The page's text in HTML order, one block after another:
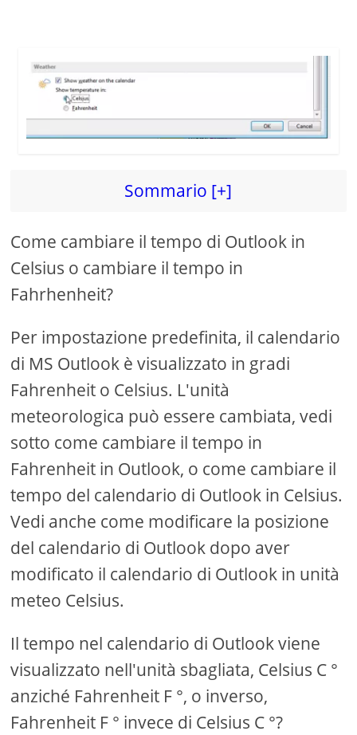
V
i
o
Sommario [+]
Come cambiare il tempo di Outlook in
Celsius o cambiare il tempo in
Fahrhenheit?
Per impostazione predefinita, il calendario
di MS Outlook è visualizzato in gradi
Fahrenheit o Celsius. L'unità
meteorologica può essere cambiata, vedi
sotto come cambiare il tempo in
Fahrenheit in Outlook, o come cambiare il
tempo del calendario di Outlook in Celsius.
Vedi anche come modificare la posizione
del calendario di Outlook dopo aver
modificato il calendario di Outlook in unità
meteo Celsius.
Il tempo nel calendario di Outlook viene
visualizzato nell'unità sbagliata, Celsius C °
anziché Fahrenheit F °, o inverso,
Fahrenheit F ° invece di Celsius C °?